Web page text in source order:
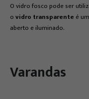
O vidro fosco pode ser
ovidro transparente é
aberto e iluminado.
Varandas